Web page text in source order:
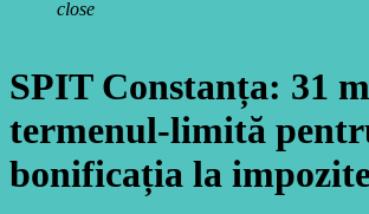
close
SPIT Constanța: 31
termenul-limită
bonificația la